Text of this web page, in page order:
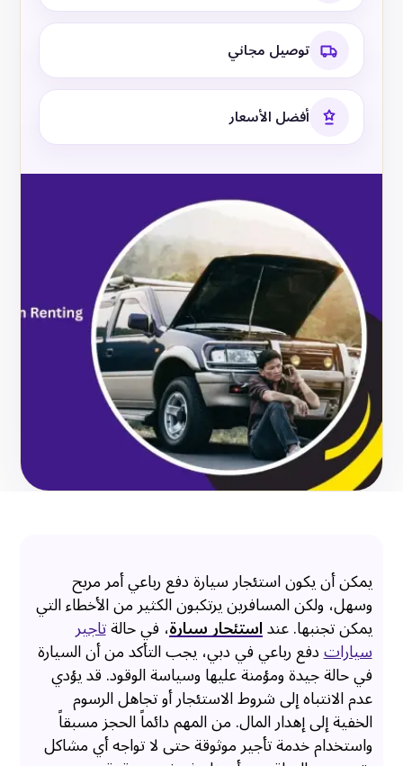
توصيل مجاني
أفضل الأسعار
يمكن أن يكون استئجار سيارة دفع رباعي أمر مريح
وسهل، ولكن المسافرين يرتكبون الكثير من الأخطاء التي
يمكن تجنبها. عنداستئجار سيارة، في حالةتاجير
سياراتدفع رباعي في دبي، يجب التأكد من أن السيارة
في حالة جيدة ومؤمنة عليها وسياسة الوقود. قد يؤدي
عدم الانتباه إلى شروط الاستئجار أو تجاهل الرسوم
الخفية إلى إهدار المال. من المهم دائماً الحجز مسبقاً
واستخدام خدمة تأجير موثوقة حتى لا تواجه أي مشاكل